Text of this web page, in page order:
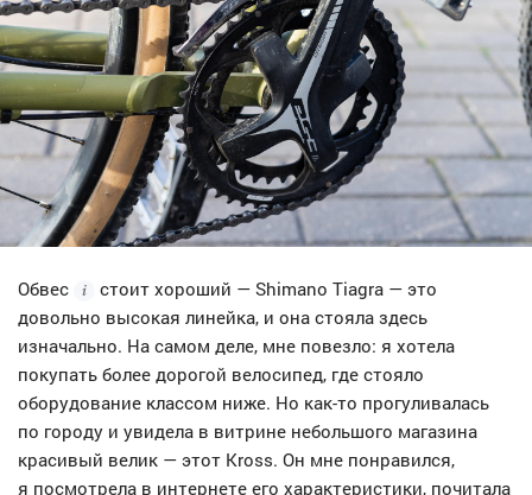
Обвес
стоит хороший — Shimano Tiagra — это
довольно высокая линейка, и она стояла здесь
изначально. На самом деле, мне повезло: я хотела
покупать более дорогой велосипед, где стояло
оборудование классом ниже. Но как-то прогуливалась
по городу и увидела в витрине небольшого магазина
красивый велик — этот Kross. Он мне понравился,
я посмотрела в интернете его характеристики, почитала